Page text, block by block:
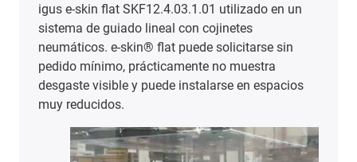
Aquí encontrará un resumen de otras
aplicaciones de éxito de nuestros clientes.